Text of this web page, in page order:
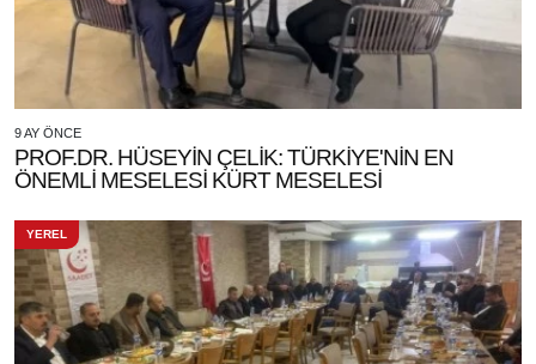
9 AY ÖNCE
PROF.DR. HÜSEYİN ÇELİK: TÜRKİYE'NİN EN
ÖNEMLİ MESELESİ KÜRT MESELESİ
YEREL